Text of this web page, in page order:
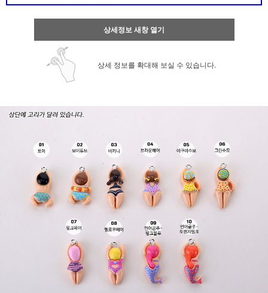
상세정보 새창 열기
상세 정보를 확대해 보실 수 있습니다.